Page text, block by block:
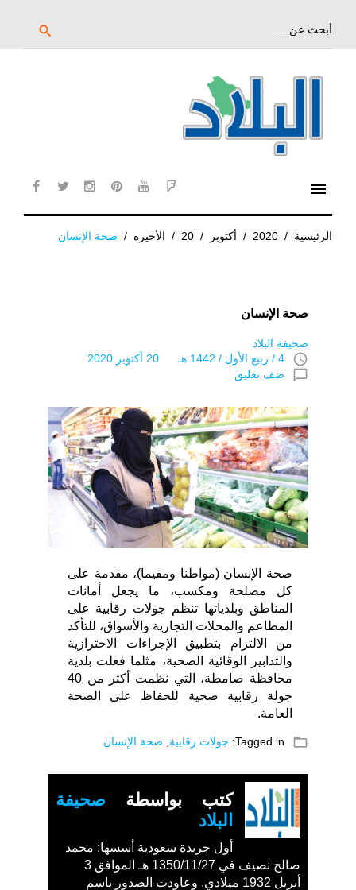
search
menu
الرئيسية /
2020
/ أكتوبر /
20
/ الأخيره / صحة الإنسان
صحة الإنسان
صحيفة البلاد
access_time 4 / ربيع اﻷول / 1442 هـ 20 أكتوبر 2020
chat_bubble_outline ضف تعليق
صحة الإنسان (مواطنا ومقيما)، مقدمة على
كل مصلحة ومكسب، ما يجعل أمانات
المناطق وبلدياتها تنظم جولات رقابية على
المطاعم والمحلات التجارية والأسواق، للتأكد
من الالتزام بتطبيق الإجراءات الاحترازية
والتدابير الوقائية الصحية، مثلما فعلت بلدية
محافظة صامطة، التي نظمت أكثر من 40
جولة رقابية صحية للحفاظ على الصحة
العامة.
folder_open
Tagged in: جولات رقابية صحة الإنسان
كتب بواسطة صحيفة
البلاد
أول جريدة سعودية أسسها: محمد
صالح نصيف في 1350/11/27 هـ الموافق 3
أبريل 1932 ميلادي. وعاودت الصدور باسم